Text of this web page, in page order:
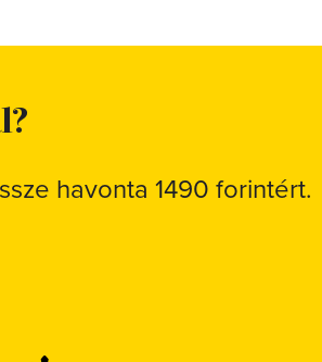
havonta 1490 forintért.